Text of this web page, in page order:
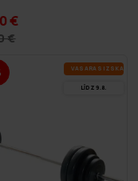
€
€
VA­SA­RAS IZ­SKA­ŅA
LĪDZ 9.8.